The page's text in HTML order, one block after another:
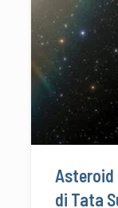
Asteroid
di Tata